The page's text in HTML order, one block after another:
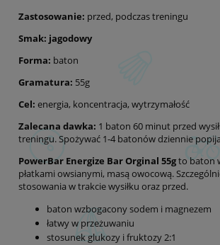
Zastosowanie: przed, podczas treningu
Smak: jagodowy
Forma: baton
Gramatura: 55g
Cel: energia, koncentracja, wytrzymałość
Zalecana dawka: 1 baton 60 minut przed
treningu. Spożywać 1-4 batonów dziennie
PowerBar Energize Bar Orginal 55gto baton
płatkami owsianymi, masą owocową.
stosowania w trakcie wysiłku oraz przed.
baton wzbogacony sodem i magnezem
łatwy w przeżuwaniu
stosunek glukozy i fruktozy 2:1